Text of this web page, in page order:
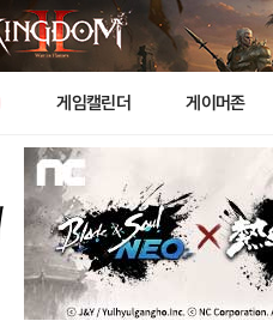
게임캘린더 게이머존